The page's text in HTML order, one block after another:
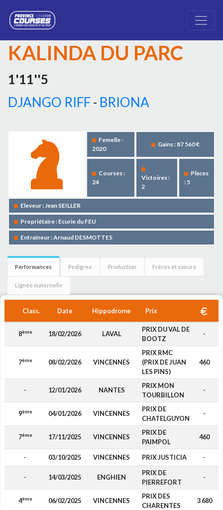
KALINDA DU PARC
1'11''5
DJANGO RIFF- BRIONA
Femelle -
2020
Gains : 87 560 €
Courses :
24
Victoires :
2
Places
: 5
Eleveur : Jean SEILLER
Propriétaire : Ecurie du FEU
Entraîneur : Arnaud DESMOTTES
Performances Pedigree Production Frères et soeurs
Lignée maternelle
Class. Date Hippodrome Prix
8ème 18/02/2026 LAVAL
PRIX DU VAL DE
BOOTZ
-
7ème 08/02/2026 VINCENNES
PRIX RMC
(PRIX DE JUAN
LES PINS)
460
- 12/01/2026 NANTES
PRIX MON
TOURBILLON
-
9ème 04/01/2026 VINCENNES
PRIX DE
CHATELGUYON
-
7ème 17/11/2025 VINCENNES
PRIX DE
PAIMPOL
460
- 03/10/2025 VINCENNES PRIX JUSTICIA -
- 14/03/2025 ENGHIEN
PRIX DE
PIERREFORT
-
4ème 06/02/2025 VINCENNES
PRIX DES
CHARENTES
3 680